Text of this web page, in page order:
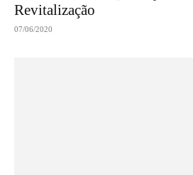
Revitalização
07/06/2020